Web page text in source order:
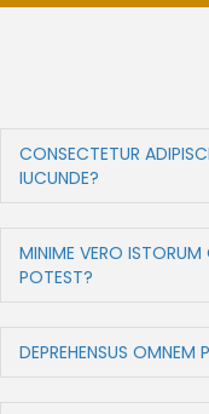
CONSECTETUR
IUCUNDE?
MINIME VERO ISTORUM
POTEST?
DEPREHENSUS